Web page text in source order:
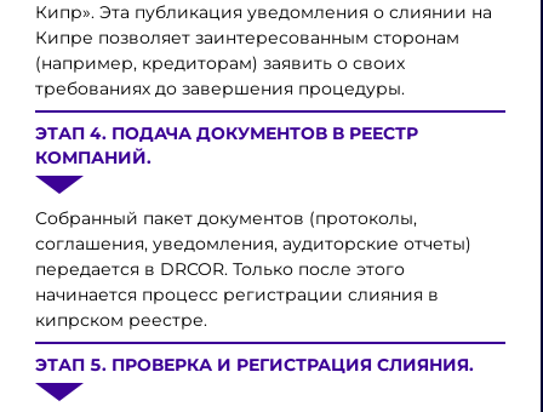
Кипр». Эта публикация уведомления о слиянии на
Кипре позволяет заинтересованным сторонам
(например, кредиторам) заявить о своих
требованиях до завершения процедуры.
ЭТАП 4. ПОДАЧА ДОКУМЕНТОВ В РЕЕСТР
КОМПАНИЙ.
Собранный пакет документов (протоколы,
соглашения, уведомления, аудиторские отчеты)
передается в DRCOR. Только после этого
начинается процесс регистрации слияния в
кипрском реестре.
ЭТАП 5. ПРОВЕРКА И РЕГИСТРАЦИЯ СЛИЯНИЯ.